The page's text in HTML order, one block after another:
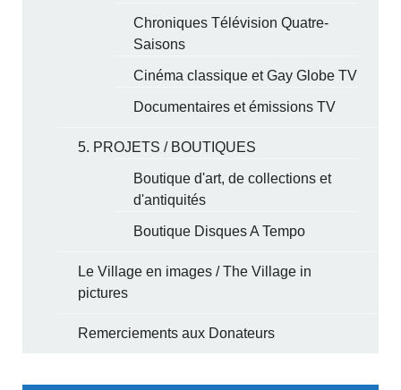
Chroniques Télévision Quatre-
Saisons
Cinéma classique et Gay Globe TV
Documentaires et émissions TV
5. PROJETS / BOUTIQUES
Boutique d'art, de collections et
d'antiquités
Boutique Disques A Tempo
Le Village en images / The Village in
pictures
Remerciements aux Donateurs